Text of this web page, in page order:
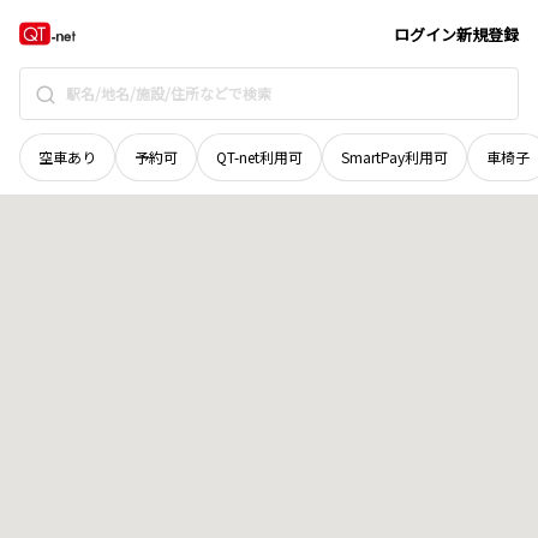
ログイン新規登録
空車あり 予約可 QT-net利用可 SmartPay利用可 車椅子
山口県